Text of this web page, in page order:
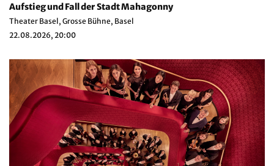
Aufstieg und Fall der Stadt Mahagonny
Theater Basel, Grosse Bühne, Basel
22.08.2026, 20:00